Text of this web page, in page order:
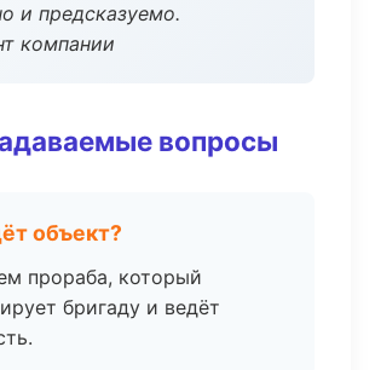
и предсказуемо.
компании
вопросы
объект?
прораба, который
бригаду и ведёт